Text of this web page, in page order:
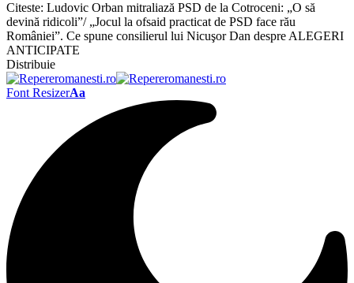
Citeste: Ludovic Orban mitraliază PSD de la Cotroceni: „O să
devină ridicoli”/ „Jocul la ofsaid practicat de PSD face rău
României”. Ce spune consilierul lui Nicuşor Dan despre ALEGERI
ANTICIPATE
Distribuie
Font ResizerAa